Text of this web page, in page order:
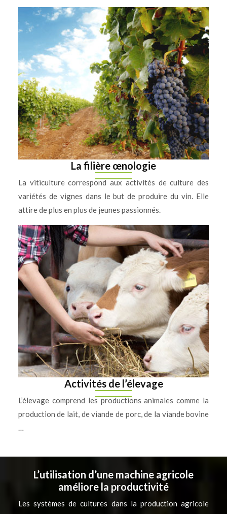
La filière œnologie
La viticulture correspond aux activités de culture des
variétés de vignes dans le but de produire du vin. Elle
attire de plus en plus de jeunes passionnés.
Activités de l’élevage
L’élevage comprend les productions animales comme la
production de lait, de viande de porc, de la viande bovine
…
L’utilisation d’une machine agricole
améliore la productivité
Les systèmes de cultures dans la production agricole